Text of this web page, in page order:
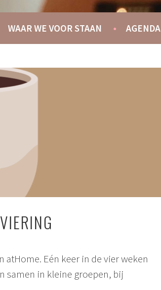
WAAR WE VOOR STAAN AGENDA
atHome. Eén keer in de vier weken
samen in kleine groepen, bij